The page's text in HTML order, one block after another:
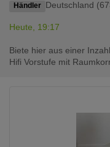
Händler Deutschland
Heute, 19:17
Biete hier aus einer
Hifi Vorstufe mit